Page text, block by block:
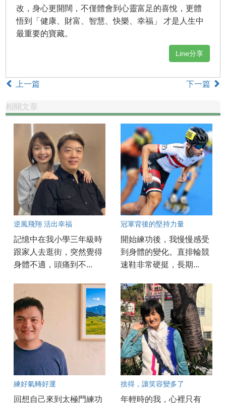
改，身心更開闊，不僅體會到心靈富足的喜悅，更體
悟到「健康、財富、智慧、快樂、幸福」 才是人生中
最重要的寶藏。
Line分享
上一篇 下一篇
相關文章
逆風飛翔 活出幸福
記憶中在我小學三年級時
跟家人去逛街，突然覺得
身體不適，頭痛到不...
冠軍背後的堅持力量
開始練功後，我慢慢感受
到身體的變化。直排輪競
速鞋非常硬挺，長期...
練好氣轉好運
回想自己來到太極門練功
捨得，讓笑容變多了
年輕時的我，心裡只有